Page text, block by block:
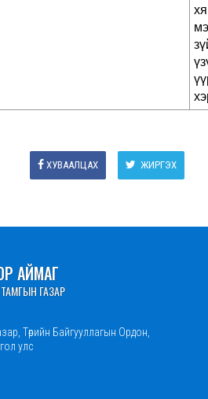
ЖИРГЭХ
ХУВААЛЦАХ
АЙМАГ
ГАЗАР
Төрийн Байгууллагын Ордон,
улс